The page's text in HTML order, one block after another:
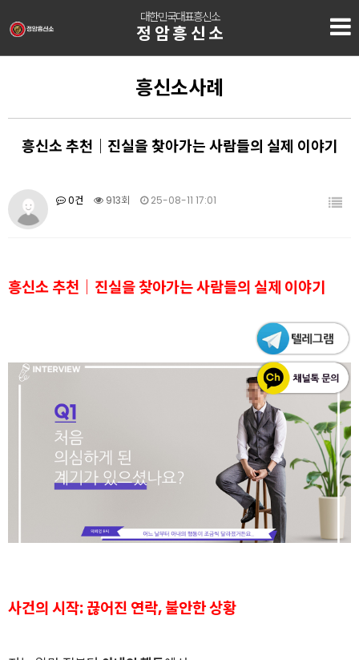
대한민국대표흥신소
정암흥신소
흥신소사례
흥신소 추천｜진실을 찾아가는 사람들의 실제 이야기
0건 913회 25-08-11 17:01
흥신소 추천｜진실을 찾아가는 사람들의 실제 이야기
사건의 시작: 끊어진 연락, 불안한 상황